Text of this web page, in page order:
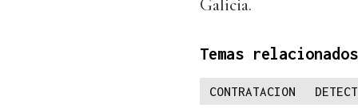
Galicia.
Temas relacionados
CONTRATACION